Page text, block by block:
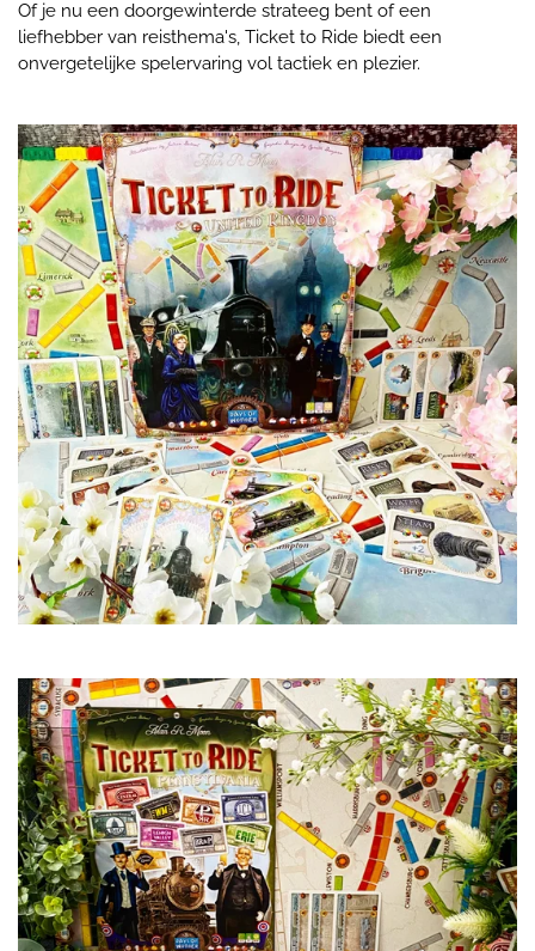
Of je nu een doorgewinterde strateeg bent of een
liefhebber van reisthema's, Ticket to Ride biedt een
onvergetelijke spelervaring vol tactiek en plezier.